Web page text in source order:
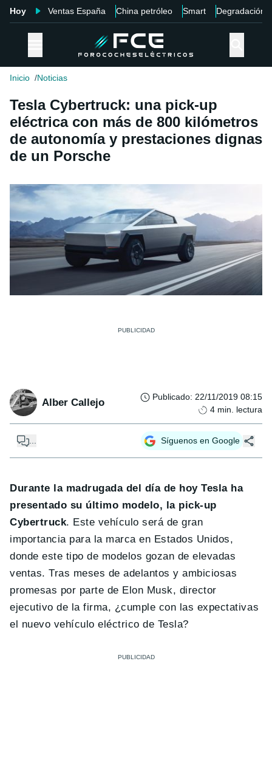
Hoy Ventas España China petróleo Smart Degradación
Inicio Noticias
Tesla Cybertruck: una pick-up
eléctrica con más de 800 kilómetros
de autonomía y prestaciones dignas
de un Porsche
Alber Callejo Publicado: 22/11/2019 08:15
4 min. lectura
... Síguenos en Google
Durante la madrugada del día de hoy Tesla ha
presentado su último modelo, la pick-up
Cybertruck. Este vehículo será de gran
importancia para la marca en Estados Unidos,
donde este tipo de modelos gozan de elevadas
ventas. Tras meses de adelantos y ambiciosas
promesas por parte de Elon Musk, director
ejecutivo de la firma, ¿cumple con las expectativas
el nuevo vehículo eléctrico de Tesla?